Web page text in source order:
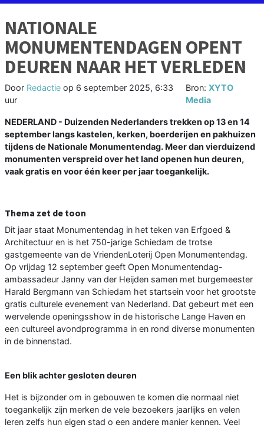
NATIONALE
MONUMENTENDAGEN OPENT
DEUREN NAAR HET VERLEDEN
Door Redactie op 6 september 2025, 6:33
uur
Bron: XYTO
Media
NEDERLAND - Duizenden Nederlanders trekken op 13 en 14
september langs kastelen, kerken, boerderijen en pakhuizen
tijdens de Nationale Monumentendag. Meer dan vierduizend
monumenten verspreid over het land openen hun deuren,
vaak gratis en voor één keer per jaar toegankelijk.
Thema zet de toon
Dit jaar staat Monumentendag in het teken van Erfgoed &
Architectuur en is het 750-jarige Schiedam de trotse
gastgemeente van de VriendenLoterij Open Monumentendag.
Op vrijdag 12 september geeft Open Monumentendag-
ambassadeur Janny van der Heijden samen met burgemeester
Harald Bergmann van Schiedam het startsein voor het grootste
gratis culturele evenement van Nederland. Dat gebeurt met een
wervelende openingsshow in de historische Lange Haven en
een cultureel avondprogramma in en rond diverse monumenten
in de binnenstad.
Een blik achter gesloten deuren
Het is bijzonder om in gebouwen te komen die normaal niet
toegankelijk zijn merken de vele bezoekers jaarlijks en velen
leren zelfs hun eigen stad o een andere manier kennen. Veel